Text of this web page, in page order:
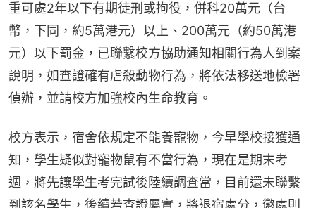
重可處2年以下有期徒刑或拘役，併科20萬元（台
幣，下同，約5萬港元）以上、200萬元（約50萬港
元）以下罰金，已聯繫校方協助通知相關行為人到案
說明，如查證確有虐殺動物行為，將依法移送地檢署
偵辦，並請校方加強校內生命教育。
校方表示，宿舍依規定不能養寵物，今早學校接獲通
知，學生疑似對寵物鼠有不當行為，現在是期末考
週，將先讓學生考完試後陸續調查當，目前還未聯繫
到該名學生，後續若查證屬實，將退宿處分，懲處則